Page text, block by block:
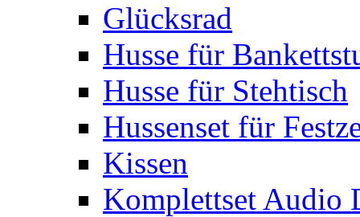
Glücksrad
Husse für
Husse für Stehtisch
Hussenset für
Kissen
Komplettset Audio